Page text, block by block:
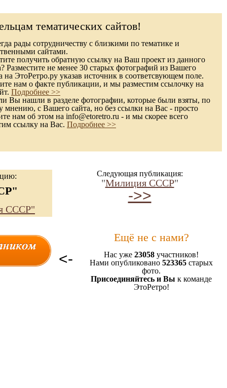
тематических сайтов!
рады сотрудничеству с близкими по тематике и
сайтами.
получить обратную ссылку на Ваш проект из данного
Разместите не менее 30 старых фотографий из Вашего
на ЭтоРетро.ру указав источник в соответсвующем поле.
нам о факте публикации, и мы разместим ссылочку на
Подробнее >>
Вы нашли в разделе фотографии, которые были взяты, по
мнению, с Вашего сайта, но без ссылки на Вас - просто
нам об этом на info@etoretro.ru - и мы скорее всего
ссылку на Вас. Подробнее >>
СССР"
Следующая публикация:
"Милиция СССР"
->>
<-
Ещё не с нами?
Нас уже 23058 участников!
Нами опубликовано 523365 старых
фото.
Присоединяйтесь и Вы к команде
ЭтоРетро!